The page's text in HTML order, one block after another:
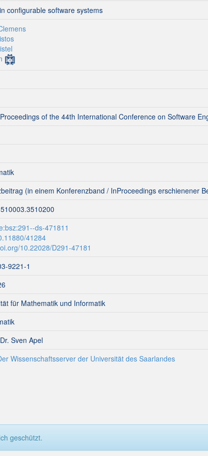
configurable software systems
of the 44th International Conference on Software
(in einem Konferenzband / InProceedings erschienener
ds-471811
41284
10.22028/D291-47181
9221-1
für Mathematik und Informatik
Sven Apel
Wissenschaftsserver der Universität des Saarlandes
geschützt.